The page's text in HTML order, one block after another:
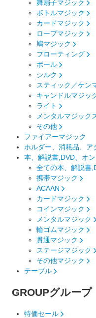
舞扇子マジック
ボトルマジック
カードマジック
ロープマジック
鳩マジック
フローティング
ボール
シルク
スティック／ケン
キャンドルマジッ
ライト
メンタルマジック
その他
ファイアーマジ
ホルダー、消
本、解説書,DVD、オ
全ての本、解説書
携帯マジック
ACAAN
カードマジック
コインマジック
メンタルマジック
輪ゴムマジック
貫通マジック
ステージマジック
その他マジック
テーブル
GROUPグループ
特価セール